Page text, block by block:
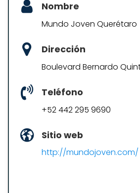
Nombre
Mundo Joven Querétaro
Dirección
Boulevard Bernardo
Teléfono
+52 442 295 9690
Sitio web
http://mundojoven.com/